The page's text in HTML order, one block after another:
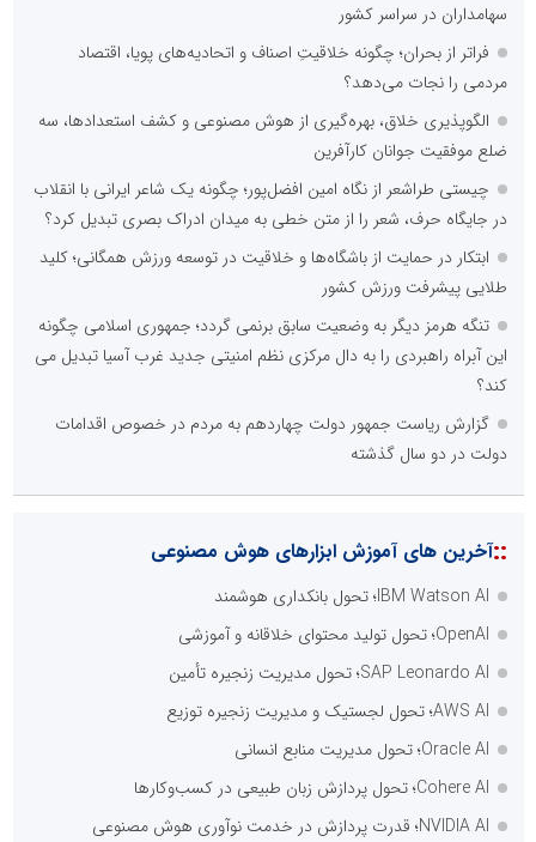
سهامداران در سراسر کشور
فراتر از بحران؛ چگونه خلاقیتِ اصناف و اتحادیه‌های پویا، اقتصاد
مردمی را نجات می‌دهد؟
الگوپذیری خلاق، بهره‌گیری از هوش مصنوعی و کشف استعدادها، سه
ضلع موفقیت جوانان کارآفرین
چیستی طراشعر از نگاه امین افضل‌پور؛ چگونه یک شاعر ایرانی با انقلاب
در جایگاه حرف، شعر را از متن خطی به میدان ادراک بصری تبدیل کرد؟
ابتکار در حمایت از باشگاه‌ها و خلاقیت در توسعه ورزش همگانی؛ کلید
طلایی پیشرفت ورزش کشور
تنگه هرمز دیگر به وضعیت سابق برنمی گردد؛ جمهوری اسلامی چگونه
این آبراه راهبردی را به دال مرکزی نظم امنیتی جدید غرب آسیا تبدیل می
کند؟
گزارش ریاست جمهور دولت چهاردهم به مردم در خصوص اقدامات
دولت در دو سال گذشته
::آخرین های آموزش ابزارهای هوش مصنوعی
IBM Watson AI؛ تحول بانکداری هوشمند
OpenAI؛ تحول تولید محتوای خلاقانه و آموزشی
SAP Leonardo AI؛ تحول مدیریت زنجیره تأمین
AWS AI؛ تحول لجستیک و مدیریت زنجیره توزیع
Oracle AI؛ تحول مدیریت منابع انسانی
Cohere AI؛ تحول پردازش زبان طبیعی در کسب‌وکارها
NVIDIA AI؛ قدرت پردازش در خدمت نوآوری هوش مصنوعی